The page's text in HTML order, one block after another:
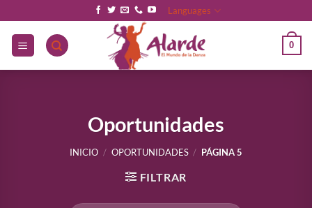
al
contenido
Languages
0
Oportunidades
INICIO / OPORTUNIDADES / PÁGINA 5
FILTRAR